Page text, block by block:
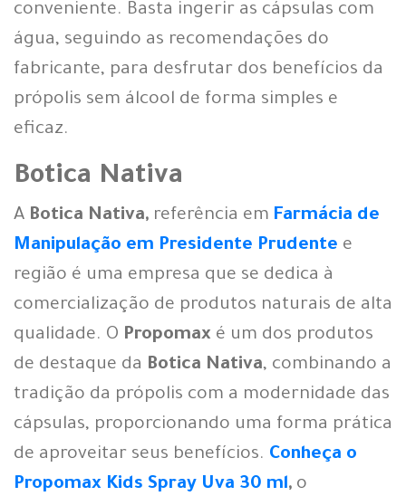
conveniente. Basta ingerir as cápsulas com
água, seguindo as recomendações do
fabricante, para desfrutar dos benefícios da
própolis sem álcool de forma simples e
eficaz.
Botica Nativa
A Botica Nativa, referência em Farmácia de
Manipulação em Presidente Prudente e
região é uma empresa que se dedica à
comercialização de produtos naturais de alta
qualidade. O Propomax é um dos produtos
de destaque da Botica Nativa, combinando a
tradição da própolis com a modernidade das
cápsulas, proporcionando uma forma prática
de aproveitar seus benefícios. Conheça o
Propomax Kids Spray Uva 30 ml, o